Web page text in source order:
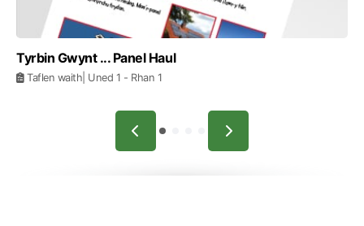
Tyrbin Gwynt ... Panel Haul
Taflen waith | Uned 1 - Rhan 1